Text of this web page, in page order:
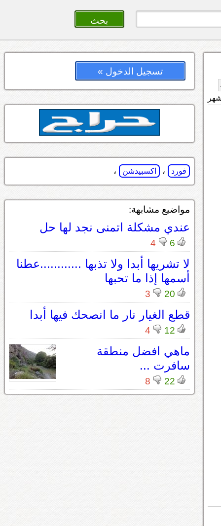
تسجيل الدخول »
فورد ، اكسبيدشن ،
مواضيع مشابهة:
عندي مشكلة اتمنى نجد لها حل
6
4
لا تشريها أبدا ولا تذبها ............عطنا
أسمها إذا ما تحبها
20
3
قطع الغيار نار ما انصحك فيها أبدا
12
4
ماهي افضل منطقة
سافرت ...
22
8